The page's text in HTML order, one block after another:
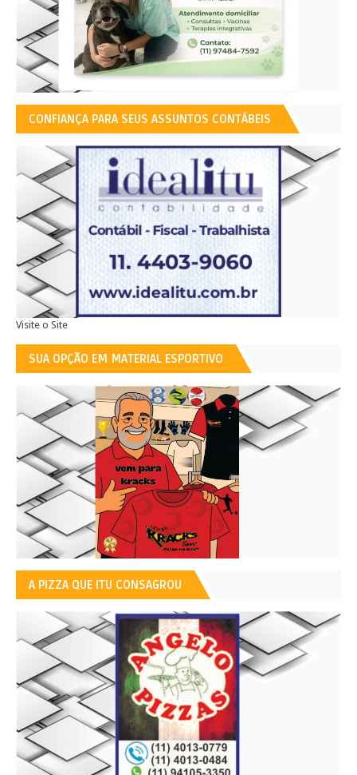
CONFIANÇA PARA SEUS ASSUNTOS CONTÁBEIS
Visite o Site
SUA OPÇÃO EM MATERIAL ESPORTIVO
A PIZZA QUE ITU CONSAGROU